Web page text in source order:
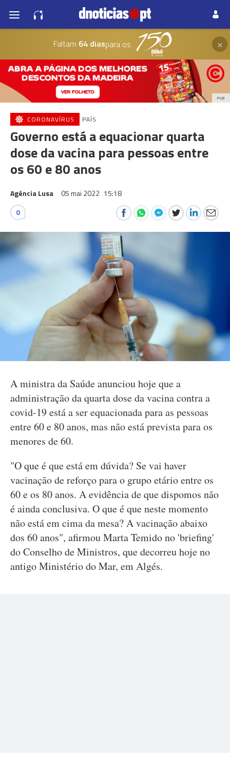
Faltam 64 diaspara os ×
PUB
CORONAVÍRUS PAÍS
Governo está a equacionar quarta
dose da vacina para pessoas entre
os 60 e 80 anos
Agência Lusa 05 mai 2022 15:18
0
A ministra da Saúde anunciou hoje que a
administração da quarta dose da vacina contra a
covid-19 está a ser equacionada para as pessoas
entre 60 e 80 anos, mas não está prevista para os
menores de 60.
"O que é que está em dúvida? Se vai haver
vacinação de reforço para o grupo etário entre os
60 e os 80 anos. A evidência de que dispomos não
é ainda conclusiva. O que é que neste momento
não está em cima da mesa? A vacinação abaixo
dos 60 anos", afirmou Marta Temido no 'briefing'
do Conselho de Ministros, que decorreu hoje no
antigo Ministério do Mar, em Algés.